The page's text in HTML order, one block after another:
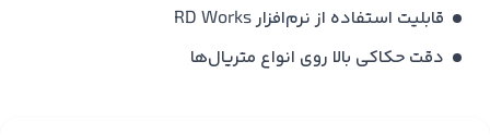
قابلیت استفاده از نرم‌افزار RD Works
دقت حکاکی بالا روی انواع متریال‌ها